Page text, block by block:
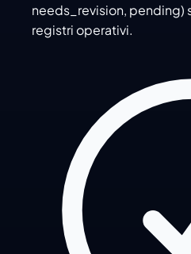
needs_revision, pending)
registri operativi.